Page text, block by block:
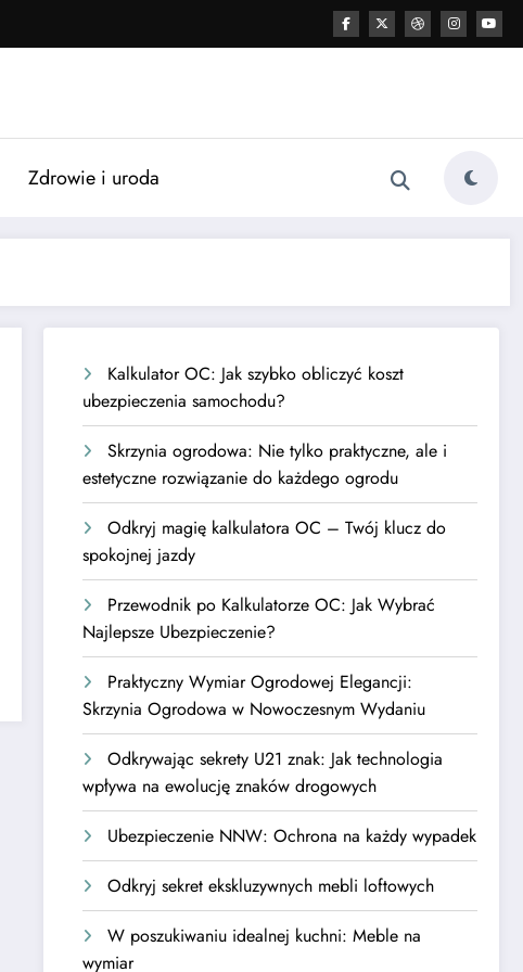
Zdrowie i uroda
Kalkulator OC: Jak szybko obliczyć koszt
ubezpieczenia samochodu?
Skrzynia ogrodowa: Nie tylko praktyczne, ale i
estetyczne rozwiązanie do każdego ogrodu
Odkryj magię kalkulatora OC – Twój klucz do
spokojnej jazdy
Przewodnik po Kalkulatorze OC: Jak Wybrać
Najlepsze Ubezpieczenie?
Praktyczny Wymiar Ogrodowej Elegancji:
Skrzynia Ogrodowa w Nowoczesnym Wydaniu
Odkrywając sekrety U21 znak: Jak technologia
wpływa na ewolucję znaków drogowych
Ubezpieczenie NNW: Ochrona na każdy wypadek
Odkryj sekret ekskluzywnych mebli loftowych
W poszukiwaniu idealnej kuchni: Meble na
wymiar